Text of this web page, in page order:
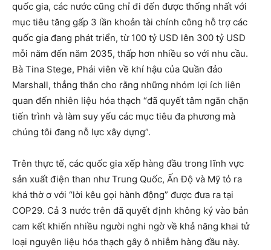
quốc gia, các nước cũng chỉ đi đến được thống nhất với
mục tiêu tăng gấp 3 lần khoản tài chính công hỗ trợ các
quốc gia đang phát triển, từ 100 tỷ USD lên 300 tỷ USD
mỗi năm đến năm 2035, thấp hơn nhiều so với nhu cầu.
Bà Tina Stege, Phái viên về khí hậu của Quần đảo
Marshall, thẳng thắn cho rằng những nhóm lợi ích liên
quan đến nhiên liệu hóa thạch “đã quyết tâm ngăn chặn
tiến trình và làm suy yếu các mục tiêu đa phương mà
chúng tôi đang nỗ lực xây dựng”.
Trên thực tế, các quốc gia xếp hàng đầu trong lĩnh vực
sản xuất điện than như Trung Quốc, Ấn Độ và Mỹ tỏ ra
khá thờ ơ với “lời kêu gọi hành động” được đưa ra tại
COP29. Cả 3 nước trên đã quyết định không ký vào bản
cam kết khiến nhiều người nghi ngờ về khả năng khai tử
loại nguyên liệu hóa thạch gây ô nhiễm hàng đầu này.